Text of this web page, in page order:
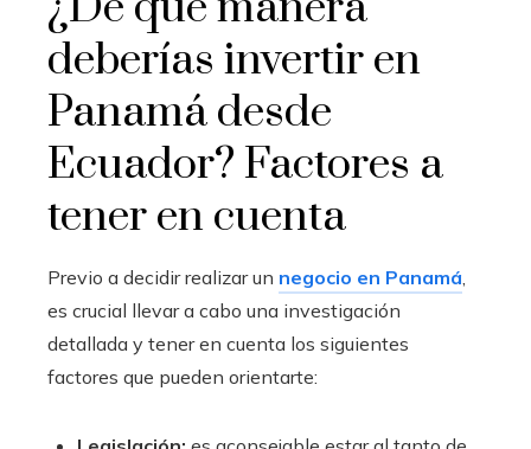
deberías invertir en
Panamá desde
Ecuador? Factores a
tener en cuenta
Previo a decidir realizar un negocio en Panamá,
es crucial llevar a cabo una investigación
detallada y tener en cuenta los siguientes
factores que pueden orientarte: